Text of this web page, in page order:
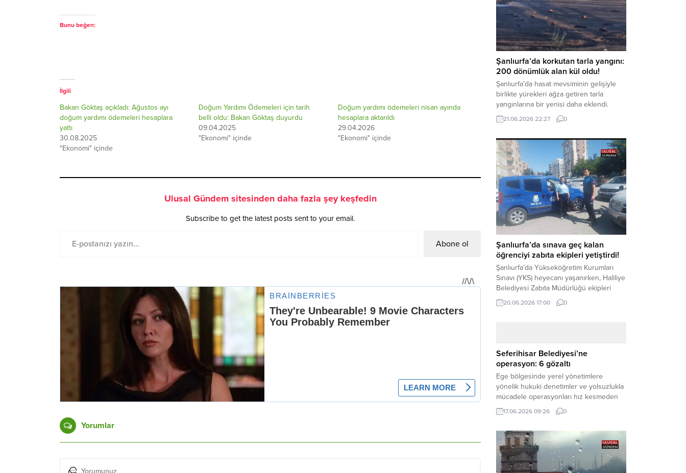
Bunu beğen:
İlgili
Bakan Göktaş açıkladı: Ağustos ayı
doğum yardımı ödemeleri hesaplara
yattı
30.08.2025
"Ekonomi" içinde
Doğum Yardımı Ödemeleri için tarih
belli oldu: Bakan Göktaş duyurdu
09.04.2025
"Ekonomi" içinde
Doğum yardımı ödemeleri nisan ayında
hesaplara aktarıldı
29.04.2026
"Ekonomi" içinde
Ulusal Gündem sitesinden daha fazla şey keşfedin
Subscribe to get the latest posts sent to your email.
Abone ol
Yorumlar
Kanunu’na muhalefet”, “suçtan
kaynaklanan mal varlığı değerlerini
aklama” ve “örgüt” suçlamaları
kapsamında derinleştirildiği bildirildi.
Haber Merkezi – Soruşturmanın
odağında, özellikle 6 Şubat...
Şanlıurfa’da korkutan tarla yangını:
200 dönümlük alan kül oldu!
Şanlıurfa’da hasat mevsiminin gelişiyle
birlikte yürekleri ağza getiren tarla
yangınlarına bir yenisi daha eklendi.
Hilvan ilçesinde çıkan yangında, 50
dönümü biçilmemiş buğday olmak üzere
teslim olarak küle döndü. Haber Merkezi
– Yangın, Şanlıurfa’nın Hilvan ilçesine
bağlı Agilmuz köyünde meydana geldi.
Edinilen bilgilere göre, henüz
belirlenemeyen...
21.06.2026 22:27 0
Şanlıurfa’da sınava geç kalan
öğrenciyi zabıta ekipleri yetiştirdi!
Şanlıurfa’da Yükseköğretim Kurumları
Sınavı (YKS) heyecanı yaşanırken, Haliliye
Belediyesi Zabıta Müdürlüğü ekipleri
geleceğini belirleyecek sınava geç kalma
tehlikesiyle karşı karşıya kalan bir
yolunu tutan binlerce aday arasında,
sınav yerine zamanında ulaşamayan bir
öğrenci büyük bir panik yaşadı....
20.06.2026 17:00 0
Seferihisar Belediyesi’ne
operasyon: 6 gözaltı
Ege bölgesinde yerel yönetimlere
yönelik hukuki denetimler ve yolsuzlukla
mücadele operasyonları hız kesmeden
devam ediyor. İzmir’in turistik ilçelerinden
Seferihisar Belediyesi, sabah saatlerinde
operasyonuyla sarsıldı. Haber Merkezi –
İzmir Cumhuriyet Başsavcılığı
koordinesinde yürütülen geniş kapsamlı
yolsuzluk ve mali suçlar soruşturması
17.06.2026 09:26 0